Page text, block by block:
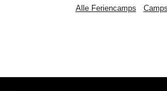
Alle Feriencamps